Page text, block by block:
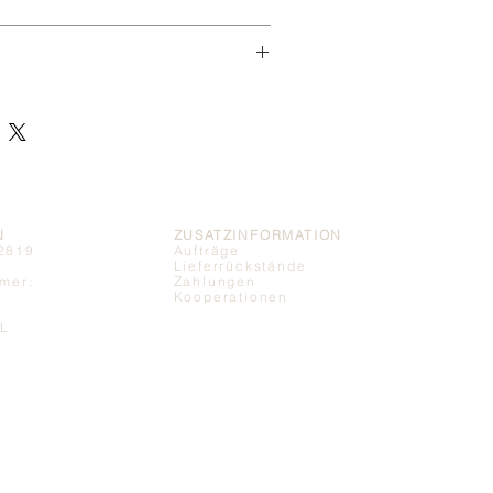
Filter für diese Sticks.
ZUSATZINFORMATION
Aufträge
Lieferrückstände
Zahlungen
Kooperationen